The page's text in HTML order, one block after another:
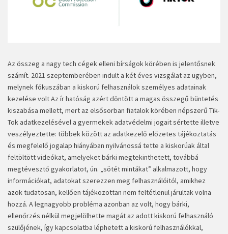
Az összeg a nagy tech cégek elleni bírságok körében is jelentősnek
számít. 2021 szeptemberében indult a két éves vizsgálat az ügyben,
melynek fókuszában a kiskorú felhasználok személyes adatainak
kezelése volt Az ír hatóság azért döntött a magas összegű büntetés
kiszabása mellett, mert az elsősorban fiatalok körében népszerű Tik-
Tok adatkezelésével a gyermekek adatvédelmi jogait sértette illetve
veszélyeztette: többek között az adatkezelő előzetes tájékoztatás
és megfelelő jogalap hiányában nyilvánossá tette a kiskorúak által
feltöltött videókat, amelyeket bárki megtekinthetett, továbbá
megtévesztő gyakorlatot, ún. „sötét mintákat” alkalmazott, hogy
információkat, adatokat szerezzen meg felhasználóitól, amikhez
azok tudatosan, kellően tájékozottan nem feltétlenül járultak volna
hozzá. A legnagyobb probléma azonban az volt, hogy bárki,
ellenőrzés nélkül megjelölhette magát az adott kiskorú felhasználó
szülőjének, így kapcsolatba léphetett a kiskorú felhasználókkal,